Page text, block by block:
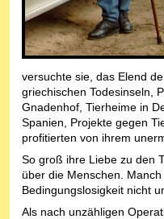
versuchte sie, das Elend
griechischen Todesinseln,
Gnadenhof, Tierheime in
Spanien, Projekte gegen
profitierten von ihrem
So groß ihre Liebe zu den
über die Menschen.
Bedingungslosigkeit nicht
Als nach unzähligen